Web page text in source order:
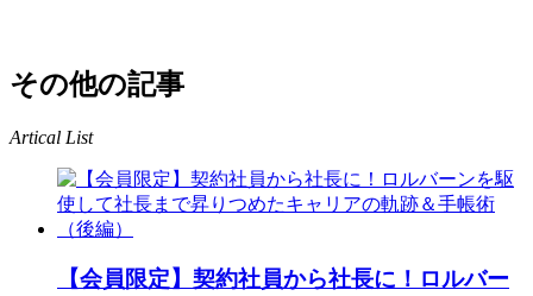
その他の記事
Artical List
【会員限定】契約社員から社長に！ロルバー